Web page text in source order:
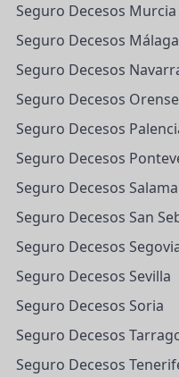
Seguro Decesos Murcia
Seguro Decesos Málaga
Seguro Decesos
Seguro Decesos Orense
Seguro Decesos
Seguro Decesos
Seguro Decesos
Seguro Decesos San
Seguro Decesos
Seguro Decesos Sevilla
Seguro Decesos Soria
Seguro Decesos
Seguro Decesos